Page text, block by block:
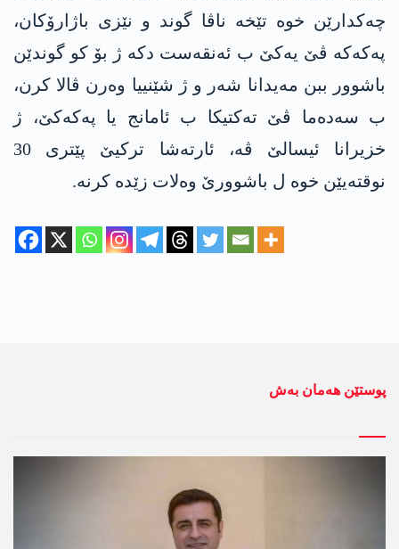
چه‌كدارێن خوه‌ تێخه‌ ناڤا گوند و نێزی باژارۆكان،
په‌كه‌كه‌ ڤێ یه‌كێ ب ئه‌نقه‌ست دكه‌ ژ بۆ كو گوندێن
باشوور ببن مه‌یدانا شه‌ر و ژ شێنییا وه‌رن ڤالا كرن،
ب سه‌ده‌ما ڤێ ته‌كتیكا ب ئامانج یا په‌كه‌كێ، ژ
خزیرانا ئیسالێ ڤه‌، ئارته‌شا تركیێ پێتری 30
نوقته‌یێن خوه‌ ل باشوورێ وه‌لات زێده‌ كرنه‌.
پوستێن ھەمان بەش